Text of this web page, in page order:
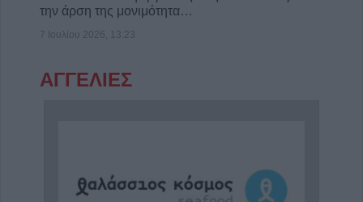
την άρση της μονιμότητα…
7 Ιουλίου 2026, 13:23
ΑΓΓΕΛΙΕΣ